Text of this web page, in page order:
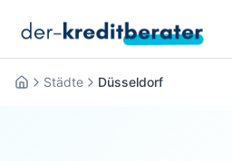
Startseite
Städte Düsseldorf